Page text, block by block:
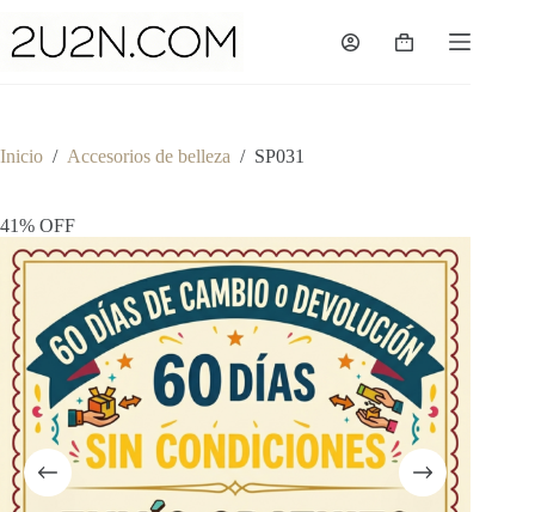
contenido
Shopping
Inicio / Accesorios de belleza / SP031
41% OFF